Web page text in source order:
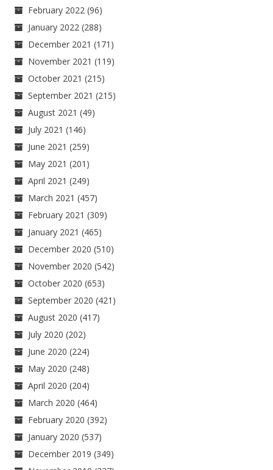
February 2022 (96)
January 2022 (288)
December 2021 (171)
November 2021 (119)
October 2021 (215)
September 2021 (215)
August 2021 (49)
July 2021 (146)
June 2021 (259)
May 2021 (201)
April 2021 (249)
March 2021 (457)
February 2021 (309)
January 2021 (465)
December 2020 (510)
November 2020 (542)
October 2020 (653)
September 2020 (421)
August 2020 (417)
July 2020 (202)
June 2020 (224)
May 2020 (248)
April 2020 (204)
March 2020 (464)
February 2020 (392)
January 2020 (537)
December 2019 (349)